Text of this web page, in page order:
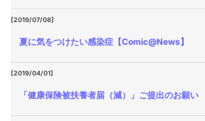
[2019/07/08]
夏に気をつけたい感染症【Comic@News】
[2019/04/01]
「健康保険被扶養者届（減）」ご提出のお願い